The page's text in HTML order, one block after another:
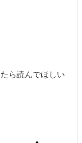
ら読んでほしい